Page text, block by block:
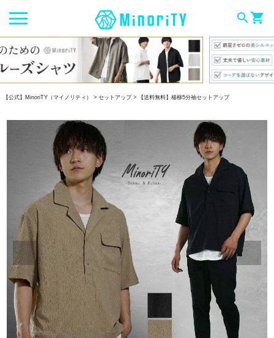
searchshopping_cart
【公式】MinoriTY（マイノリティ） セットアップ 【送料無料】楊柳5分袖セットアップ